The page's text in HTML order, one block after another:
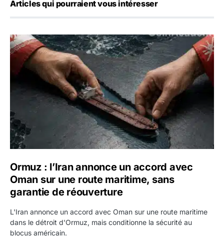
Articles qui pourraient vous intéresser
Ormuz : l’Iran annonce un accord avec Oman sur une
Ormuz : l’Iran annonce un accord avec
Oman sur une route maritime, sans
garantie de réouverture
L'Iran annonce un accord avec Oman sur une route maritime
dans le détroit d'Ormuz, mais conditionne la sécurité au
blocus américain.